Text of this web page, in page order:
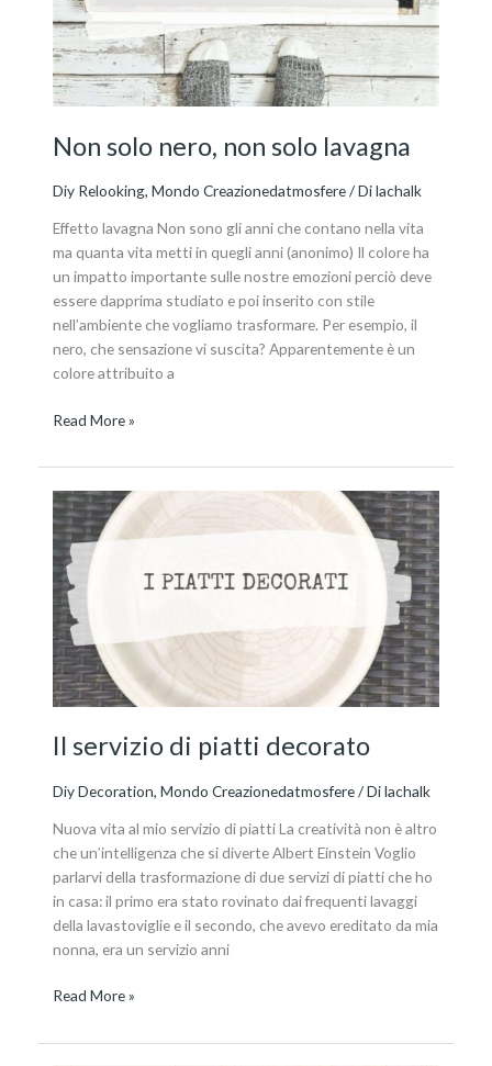
Non solo nero, non solo lavagna
Diy Relooking,Mondo Creazionedatmosfere/ Dilachalk
Effetto lavagna Non sono gli anni che contano nella vita
ma quanta vita metti in quegli anni (anonimo) Il colore ha
un impatto importante sulle nostre emozioni perciò deve
essere dapprima studiato e poi inserito con stile
nell’ambiente che vogliamo trasformare. Per esempio, il
nero, che sensazione vi suscita? Apparentemente è un
colore attribuito a
lavagna
Read More »
Il servizio di piatti decorato
Diy Decoration,Mondo Creazionedatmosfere/ Dilachalk
Nuova vita al mio servizio di piatti La creatività non è altro
che un’intelligenza che si diverte Albert Einstein Voglio
parlarvi della trasformazione di due servizi di piatti che ho
in casa: il primo era stato rovinato dai frequenti lavaggi
della lavastoviglie e il secondo, che avevo ereditato da mia
nonna, era un servizio anni
Il
servizio
di
piatti
decorato
Read More »